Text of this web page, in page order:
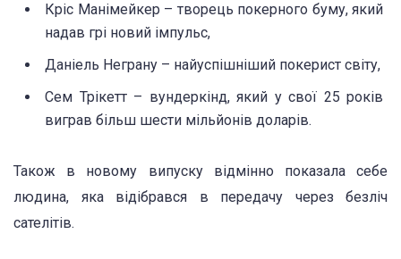
Кріс Манімейкер – творець покерного буму, який
надав грі новий імпульс,
Даніель Неграну – найуспішніший покерист світу,
Сем Трікетт – вундеркінд, який у свої 25 років
виграв більш шести мільйонів доларів.
Також в новому випуску відмінно показала себе
людина, яка відібрався в передачу через безліч
сателітів.